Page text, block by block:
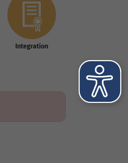
Integration